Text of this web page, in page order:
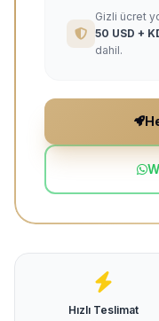
Gizli ücret
50 USD +
dahil.
Hızlı Teslimat